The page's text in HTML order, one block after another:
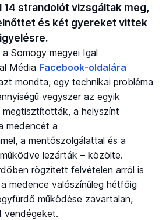
14 strandolót vizsgáltak meg,
és két gyereket vittek
Somogy megyei Igal
Média Facebook-oldalára
mondta, egy technikai probléma
vegyszer az egyik
a helyszínt
medencét a
a mentőszolgálattal és a
lezárták – közölte.
rögzített felvételen arról is
medence valószínűleg hétfőig
működése zavartalan,
vendégeket.